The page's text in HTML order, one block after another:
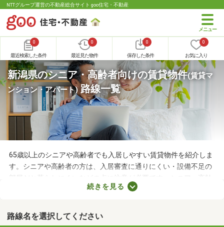
NTTグループ運営の不動産総合サイト goo住宅・不動産
0
最近検索した条件
0
最近見た物件
0
保存した条件
0
お気に入り
新潟県のシニア・高齢者向けの賃貸物件(賃貸マ
ンション・アパート)路線一覧
65歳以上のシニアや高齢者でも入居しやすい賃貸物件を紹介しま
す。シニアや高齢者の方は、入居審査に通りにくい・設備不足の
部屋だと暮らしにくいなどの点に注意が必要です。シニア・高齢
者向けの物件はバリアフリー仕様が多いので、足腰が悪くても不
めにも、お気に入りの物件を見つけてくださいね。
続きを見る
路線名を選択してください